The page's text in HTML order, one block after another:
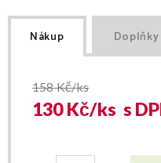
Nákup Doplňky
158Kč/ks
130Kč/ks s